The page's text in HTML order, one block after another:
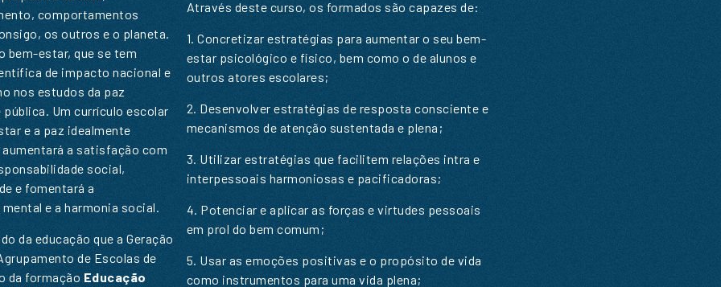
comportamentos
os outros e o planeta.
bem-estar, que se tem
de impacto nacional e
nos estudos da paz
Um currículo escolar
e a paz idealmente
a satisfação com
social,
e fomentará a
e a harmonia social.
da educação que a Geração
de Escolas de
da formação Educação
Através deste curso, os formados são capazes de:
1. Concretizar estratégias para aumentar o seu bem-
estar psicológico e físico, bem como o de alunos e
outros atores escolares;
2. Desenvolver estratégias de resposta consciente e
mecanismos de atenção sustentada e plena;
3. Utilizar estratégias que facilitem relações intra e
interpessoais harmoniosas e pacificadoras;
4. Potenciar e aplicar as forças e virtudes pessoais
em prol do bem comum;
5. Usar as emoções positivas e o propósito de vida
como instrumentos para uma vida plena;
PEDIDO DE INFORMAÇÃO
*
A NOSSA NEWSLETTER